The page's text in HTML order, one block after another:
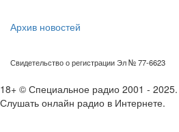
Архив новостей
Свидетельство о регистрации Эл № 77-6623
18+ © Специальное радио 2001 - 2025.
Слушать онлайн радио в Интернете.